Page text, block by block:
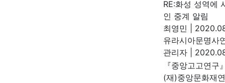
RE:화성 성역에
인 중계 알림
최영민
유라시아문명사
관리자
『중앙고고연
(재)중앙문화재